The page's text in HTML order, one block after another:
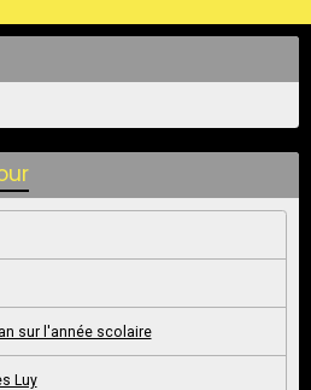
sur l'année scolaire
Luy